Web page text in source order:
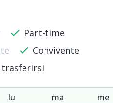
check Part-time
check Convivente
trasferirsi
lu ma me